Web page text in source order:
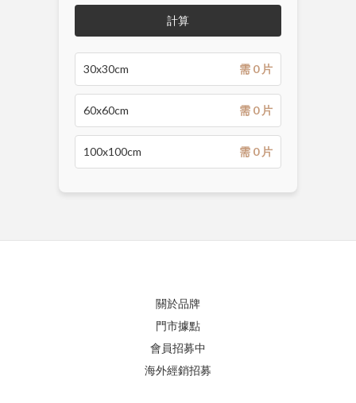
計算
30x30cm 需 0 片
60x60cm 需 0 片
100x100cm 需 0 片
關於品牌
門市據點
會員招募中
海外經銷招募